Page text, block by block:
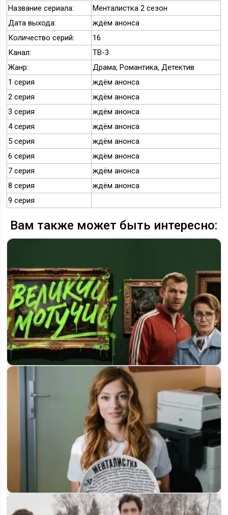
Название сериала:
Менталистка 2 сезон
Дата выхода:
ждём анонса
Количество серий:
16
Канал:
ТВ-3
Жанр:
Драма, Романтика, Детектив
1 серия
ждём анонса
2 серия
ждём анонса
3 серия
ждём анонса
4 серия
ждём анонса
5 серия
ждём анонса
6 серия
ждём анонса
7 серия
ждём анонса
8 серия
ждём анонса
9 серия
Вам также может быть интересно:
Будет ли 2 сезон сериала «Великий и могучий»: что
известно на сегодня